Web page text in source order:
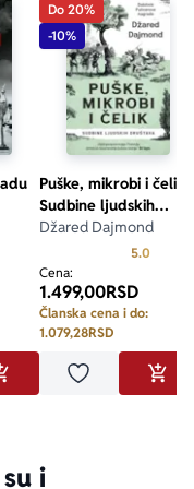
U KORPU
Do 20%
-10%
Puške, mikrobi i čelik:
Sudbine ljudskih
društava
Džared Dajmond
5.0
Cena:
1.499,00RSD
Članska cena i do:
1.079,28RSD
Dodaj u
i